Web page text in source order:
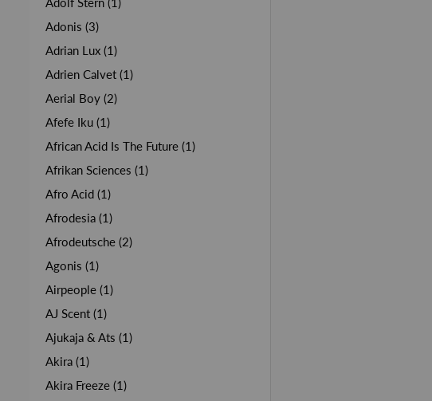
Adonis (3)
Adrian Lux (1)
Adrien Calvet (1)
Aerial Boy (2)
Afefe Iku (1)
African Acid Is The Future (1)
Afrikan Sciences (1)
Afro Acid (1)
Afrodesia (1)
Afrodeutsche (2)
Agonis (1)
Airpeople (1)
AJ Scent (1)
Ajukaja & Ats (1)
Akira (1)
Akira Freeze (1)